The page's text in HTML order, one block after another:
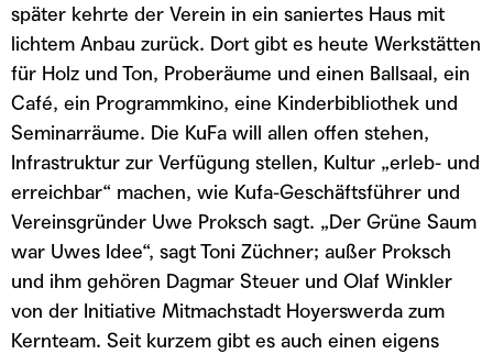
später kehrte der Verein in ein saniertes Haus mit
lichtem Anbau zurück. Dort gibt es heute Werkstätten
für Holz und Ton, Proberäume und einen Ballsaal, ein
Café, ein Programmkino, eine Kinderbibliothek und
Seminarräume. Die KuFa will allen offen stehen,
Infrastruktur zur Verfügung stellen, Kultur „erleb- und
erreichbar“ machen, wie Kufa-Geschäftsführer und
Vereinsgründer Uwe Proksch sagt. „Der Grüne Saum
war Uwes Idee“, sagt Toni Züchner; außer Proksch
und ihm gehören Dagmar Steuer und Olaf Winkler
von der Initiative Mitmachstadt Hoyerswerda zum
Kernteam. Seit kurzem gibt es auch einen eigens